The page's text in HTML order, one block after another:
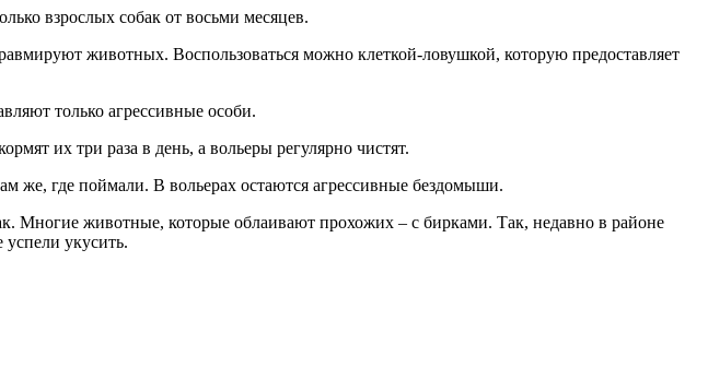
взрослых собак от восьми месяцев.
животных. Воспользоваться можно клеткой-ловушкой, которую предоставляет
только агрессивные особи.
их три раза в день, а вольеры регулярно чистят.
же, где поймали. В вольерах остаются агрессивные бездомыши.
Многие животные, которые облаивают прохожих – с бирками. Так, недавно в районе
успели укусить.